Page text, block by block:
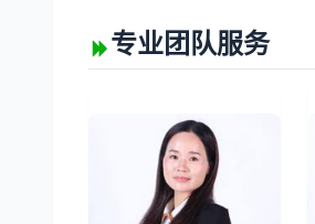
专业团队服务